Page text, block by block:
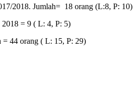
2018. Jumlah= 18 orang (L:8, P: 10)
= 9 ( L: 4, P: 5)
= 44 orang ( L: 15, P: 29)